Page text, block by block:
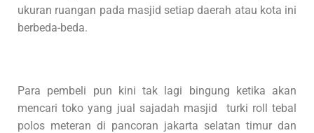
ukuran ruangan pada masjid setiap daerah atau kota ini
berbeda-beda.
Para pembeli pun kini tak lagi bingung ketika akan
mencari toko yang jual sajadah masjid turki roll tebal
polos meteran di pancoran jakarta selatan timur dan